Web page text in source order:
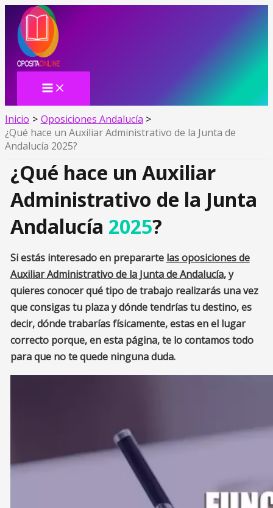
Ir
contenido
MAIN
MENU
Inicio
Oposiciones Andalucía
¿Qué hace un Auxiliar Administrativo de la Junta de
Andalucía 2025?
¿Qué hace un Auxiliar
Administrativo de la Junta
Andalucía 2025?
Si estás interesado en prepararte las oposiciones de
Auxiliar Administrativo de la Junta de Andalucía, y
quieres conocer qué tipo de trabajo realizarás una vez
que consigas tu plaza y dónde tendrías tu destino, es
decir, dónde trabarías físicamente, estas en el lugar
correcto porque, en esta página, te lo contamos todo
para que no te quede ninguna duda.